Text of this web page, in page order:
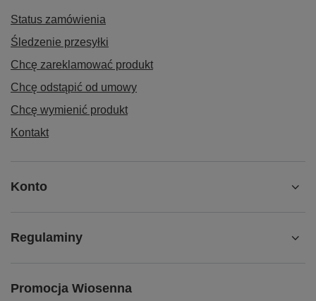
Status zamówienia
Śledzenie przesyłki
Chcę zareklamować produkt
Chcę odstąpić od umowy
Chcę wymienić produkt
Kontakt
Konto
Regulaminy
Promocja Wiosenna